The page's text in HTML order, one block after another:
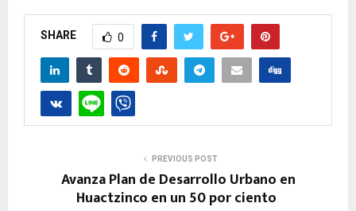
SHARE 0
PREVIOUS POST
Avanza Plan de Desarrollo Urbano en
Huactzinco en un 50 por ciento